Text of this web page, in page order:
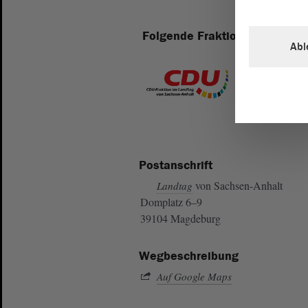
Folgende Fraktionen sind im
Postanschrift
Landtag von Sachsen-Anhalt
Domplatz 6–9
39104 Magdeburg
Wegbeschreibung
Auf Google Maps